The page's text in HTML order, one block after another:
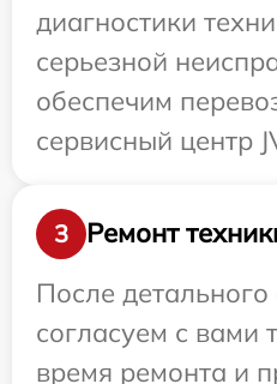
диагностики
серьезной
обеспечим
сервисный центр
3
Ремонт
После
согласуем с вами
время ремонта и